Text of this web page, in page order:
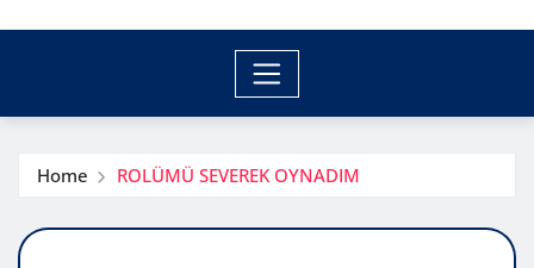
Home ROLÜMÜ SEVEREK OYNADIM